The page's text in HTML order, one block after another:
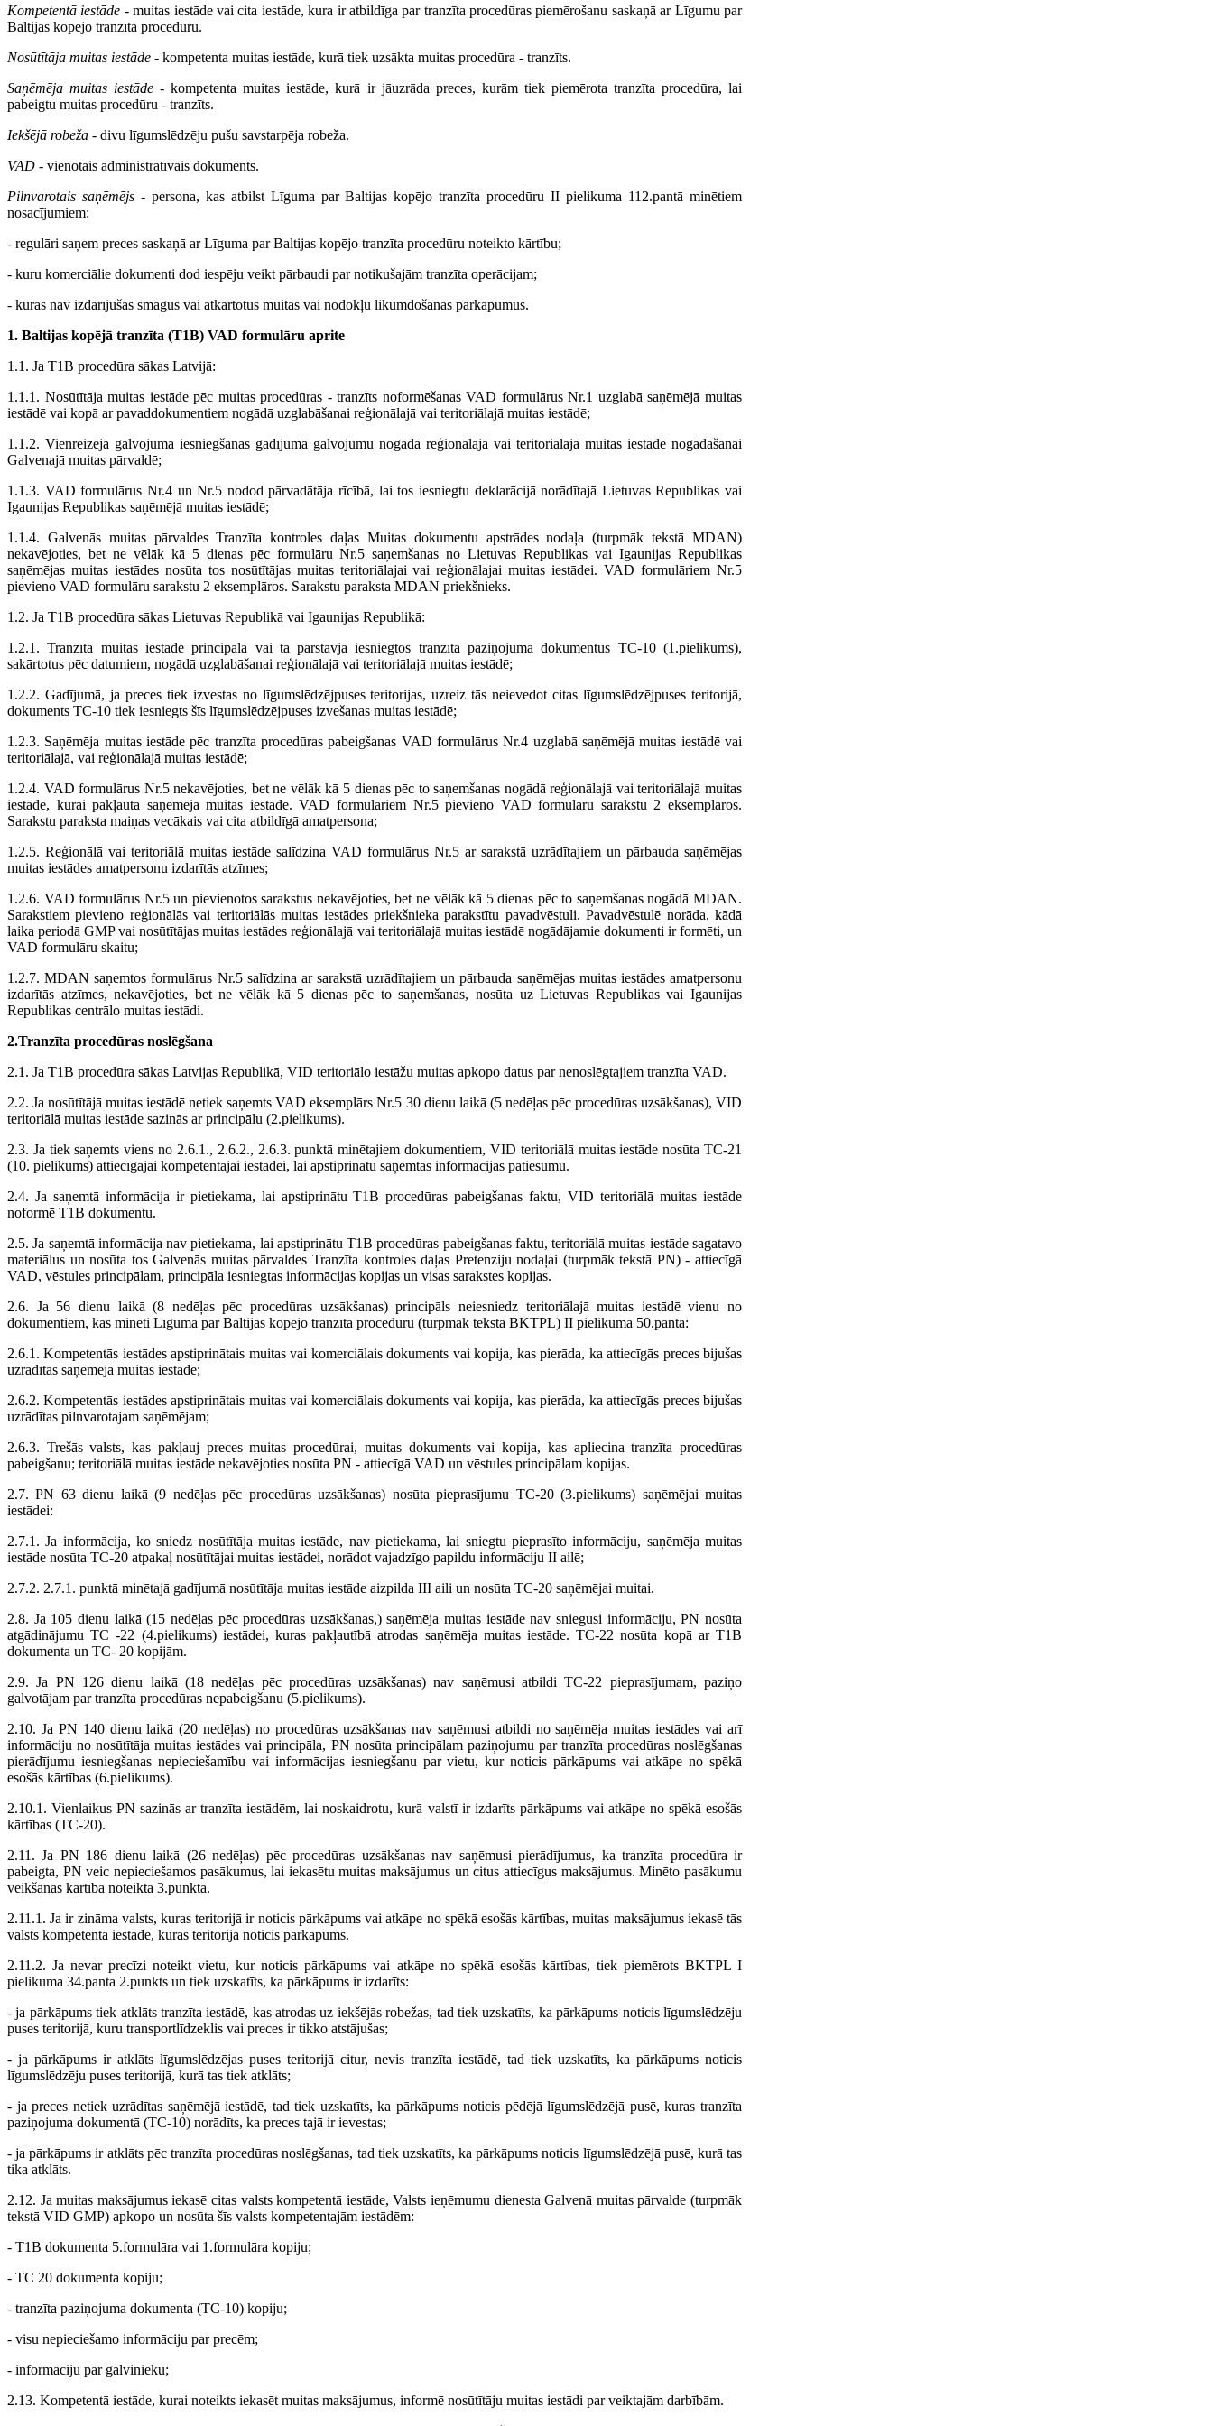
Kompetentā iestāde - muitas iestāde vai cita iestāde, kura ir atbildīga par tranzīta procedūras piemērošanu saskaņā ar Līgumu par
Baltijas kopējo tranzīta procedūru.
Nosūtītāja muitas iestāde - kompetenta muitas iestāde, kurā tiek uzsākta muitas procedūra - tranzīts.
Saņēmēja muitas iestāde - kompetenta muitas iestāde, kurā ir jāuzrāda preces, kurām tiek piemērota tranzīta procedūra, lai
pabeigtu muitas procedūru - tranzīts.
Iekšējā robeža - divu līgumslēdzēju pušu savstarpēja robeža.
VAD - vienotais administratīvais dokuments.
Pilnvarotais saņēmējs- persona, kas atbilst Līguma par Baltijas kopējo tranzīta procedūru II pielikuma 112.pantā minētiem
nosacījumiem:
- regulāri saņem preces saskaņā ar Līguma par Baltijas kopējo tranzīta procedūru noteikto kārtību;
- kuru komerciālie dokumenti dod iespēju veikt pārbaudi par notikušajām tranzīta operācijam;
- kuras nav izdarījušas smagus vai atkārtotus muitas vai nodokļu likumdošanas pārkāpumus.
1. Baltijas kopējā tranzīta (T1B) VAD formulāru aprite
1.1. Ja T1B procedūra sākas Latvijā:
1.1.1. Nosūtītāja muitas iestāde pēc muitas procedūras - tranzīts noformēšanas VAD formulārus Nr.1 uzglabā saņēmējā muitas
iestādē vai kopā ar pavaddokumentiem nogādā uzglabāšanai reģionālajā vai teritoriālajā muitas iestādē;
1.1.2. Vienreizējā galvojuma iesniegšanas gadījumā galvojumu nogādā reģionālajā vai teritoriālajā muitas iestādē nogādāšanai
Galvenajā muitas pārvaldē;
1.1.3. VAD formulārus Nr.4 un Nr.5 nodod pārvadātāja rīcībā, lai tos iesniegtu deklarācijā norādītajā Lietuvas Republikas vai
Igaunijas Republikas saņēmējā muitas iestādē;
1.1.4. Galvenās muitas pārvaldes Tranzīta kontroles daļas Muitas dokumentu apstrādes nodaļa (turpmāk tekstā MDAN)
nekavējoties, bet ne vēlāk kā 5 dienas pēc formulāru Nr.5 saņemšanas no Lietuvas Republikas vai Igaunijas Republikas
saņēmējas muitas iestādes nosūta tos nosūtītājas muitas teritoriālajai vai reģionālajai muitas iestādei. VAD formulāriem Nr.5
pievieno VAD formulāru sarakstu 2 eksemplāros. Sarakstu paraksta MDAN priekšnieks.
1.2. Ja T1B procedūra sākas Lietuvas Republikā vai Igaunijas Republikā:
1.2.1. Tranzīta muitas iestāde principāla vai tā pārstāvja iesniegtos tranzīta paziņojuma dokumentus TC-10 (1.pielikums),
sakārtotus pēc datumiem, nogādā uzglabāšanai reģionālajā vai teritoriālajā muitas iestādē;
1.2.2. Gadījumā, ja preces tiek izvestas no līgumslēdzējpuses teritorijas, uzreiz tās neievedot citas līgumslēdzējpuses teritorijā,
dokuments TC-10 tiek iesniegts šīs līgumslēdzējpuses izvešanas muitas iestādē;
1.2.3. Saņēmēja muitas iestāde pēc tranzīta procedūras pabeigšanas VAD formulārus Nr.4 uzglabā saņēmējā muitas iestādē vai
teritoriālajā, vai reģionālajā muitas iestādē;
1.2.4. VAD formulārus Nr.5 nekavējoties, bet ne vēlāk kā 5 dienas pēc to saņemšanas nogādā reģionālajā vai teritoriālajā muitas
iestādē, kurai pakļauta saņēmēja muitas iestāde. VAD formulāriem Nr.5 pievieno VAD formulāru sarakstu 2 eksemplāros.
Sarakstu paraksta maiņas vecākais vai cita atbildīgā amatpersona;
1.2.5. Reģionālā vai teritoriālā muitas iestāde salīdzina VAD formulārus Nr.5 ar sarakstā uzrādītajiem un pārbauda saņēmējas
muitas iestādes amatpersonu izdarītās atzīmes;
1.2.6. VAD formulārus Nr.5 un pievienotos sarakstus nekavējoties, bet ne vēlāk kā 5 dienas pēc to saņemšanas nogādā MDAN.
Sarakstiem pievieno reģionālās vai teritoriālās muitas iestādes priekšnieka parakstītu pavadvēstuli. Pavadvēstulē norāda, kādā
laika periodā GMP vai nosūtītājas muitas iestādes reģionālajā vai teritoriālajā muitas iestādē nogādājamie dokumenti ir formēti, un
VAD formulāru skaitu;
1.2.7. MDAN saņemtos formulārus Nr.5 salīdzina ar sarakstā uzrādītajiem un pārbauda saņēmējas muitas iestādes amatpersonu
izdarītās atzīmes, nekavējoties, bet ne vēlāk kā 5 dienas pēc to saņemšanas, nosūta uz Lietuvas Republikas vai Igaunijas
Republikas centrālo muitas iestādi.
2.Tranzīta procedūras noslēgšana
2.1. Ja T1B procedūra sākas Latvijas Republikā, VID teritoriālo iestāžu muitas apkopo datus par nenoslēgtajiem tranzīta VAD.
2.2. Ja nosūtītājā muitas iestādē netiek saņemts VAD eksemplārs Nr.5 30 dienu laikā (5 nedēļas pēc procedūras uzsākšanas), VID
teritoriālā muitas iestāde sazinās ar principālu (2.pielikums).
2.3. Ja tiek saņemts viens no 2.6.1., 2.6.2., 2.6.3. punktā minētajiem dokumentiem, VID teritoriālā muitas iestāde nosūta TC-21
(10. pielikums) attiecīgajai kompetentajai iestādei, lai apstiprinātu saņemtās informācijas patiesumu.
2.4. Ja saņemtā informācija ir pietiekama, lai apstiprinātu T1B procedūras pabeigšanas faktu, VID teritoriālā muitas iestāde
noformē T1B dokumentu.
2.5. Ja saņemtā informācija nav pietiekama, lai apstiprinātu T1B procedūras pabeigšanas faktu, teritoriālā muitas iestāde sagatavo
materiālus un nosūta tos Galvenās muitas pārvaldes Tranzīta kontroles daļas Pretenziju nodaļai (turpmāk tekstā PN) - attiecīgā
VAD, vēstules principālam, principāla iesniegtas informācijas kopijas un visas sarakstes kopijas.
2.6. Ja 56 dienu laikā (8 nedēļas pēc procedūras uzsākšanas) principāls neiesniedz teritoriālajā muitas iestādē vienu no
dokumentiem, kas minēti Līguma par Baltijas kopējo tranzīta procedūru (turpmāk tekstā BKTPL) II pielikuma 50.pantā:
2.6.1. Kompetentās iestādes apstiprinātais muitas vai komerciālais dokuments vai kopija, kas pierāda, ka attiecīgās preces bijušas
uzrādītas saņēmējā muitas iestādē;
2.6.2. Kompetentās iestādes apstiprinātais muitas vai komerciālais dokuments vai kopija, kas pierāda, ka attiecīgās preces bijušas
uzrādītas pilnvarotajam saņēmējam;
2.6.3. Trešās valsts, kas pakļauj preces muitas procedūrai, muitas dokuments vai kopija, kas apliecina tranzīta procedūras
pabeigšanu; teritoriālā muitas iestāde nekavējoties nosūta PN - attiecīgā VAD un vēstules principālam kopijas.
2.7. PN 63 dienu laikā (9 nedēļas pēc procedūras uzsākšanas) nosūta pieprasījumu TC-20 (3.pielikums) saņēmējai muitas
iestādei:
2.7.1. Ja informācija, ko sniedz nosūtītāja muitas iestāde, nav pietiekama, lai sniegtu pieprasīto informāciju, saņēmēja muitas
iestāde nosūta TC-20 atpakaļ nosūtītājai muitas iestādei, norādot vajadzīgo papildu informāciju II ailē;
2.7.2. 2.7.1. punktā minētajā gadījumā nosūtītāja muitas iestāde aizpilda III aili un nosūta TC-20 saņēmējai muitai.
2.8. Ja 105 dienu laikā (15 nedēļas pēc procedūras uzsākšanas,) saņēmēja muitas iestāde nav sniegusi informāciju, PN nosūta
atgādinājumu TC -22 (4.pielikums) iestādei, kuras pakļautībā atrodas saņēmēja muitas iestāde. TC-22 nosūta kopā ar T1B
dokumenta un TC- 20 kopijām.
2.9. Ja PN 126 dienu laikā (18 nedēļas pēc procedūras uzsākšanas) nav saņēmusi atbildi TC-22 pieprasījumam, paziņo
galvotājam par tranzīta procedūras nepabeigšanu (5.pielikums).
2.10. Ja PN 140 dienu laikā (20 nedēļas) no procedūras uzsākšanas nav saņēmusi atbildi no saņēmēja muitas iestādes vai arī
informāciju no nosūtītāja muitas iestādes vai principāla, PN nosūta principālam paziņojumu par tranzīta procedūras noslēgšanas
pierādījumu iesniegšanas nepieciešamību vai informācijas iesniegšanu par vietu, kur noticis pārkāpums vai atkāpe no spēkā
esošās kārtības (6.pielikums).
2.10.1. Vienlaikus PN sazinās ar tranzīta iestādēm, lai noskaidrotu, kurā valstī ir izdarīts pārkāpums vai atkāpe no spēkā esošās
kārtības (TC-20).
2.11. Ja PN 186 dienu laikā (26 nedēļas) pēc procedūras uzsākšanas nav saņēmusi pierādījumus, ka tranzīta procedūra ir
pabeigta, PN veic nepieciešamos pasākumus, lai iekasētu muitas maksājumus un citus attiecīgus maksājumus. Minēto pasākumu
veikšanas kārtība noteikta 3.punktā.
2.11.1. Ja ir zināma valsts, kuras teritorijā ir noticis pārkāpums vai atkāpe no spēkā esošās kārtības, muitas maksājumus iekasē tās
valsts kompetentā iestāde, kuras teritorijā noticis pārkāpums.
2.11.2. Ja nevar precīzi noteikt vietu, kur noticis pārkāpums vai atkāpe no spēkā esošās kārtības, tiek piemērots BKTPL I
pielikuma 34.panta 2.punkts un tiek uzskatīts, ka pārkāpums ir izdarīts:
- ja pārkāpums tiek atklāts tranzīta iestādē, kas atrodas uz iekšējās robežas, tad tiek uzskatīts, ka pārkāpums noticis līgumslēdzēju
puses teritorijā, kuru transportlīdzeklis vai preces ir tikko atstājušas;
- ja pārkāpums ir atklāts līgumslēdzējas puses teritorijā citur, nevis tranzīta iestādē, tad tiek uzskatīts, ka pārkāpums noticis
līgumslēdzēju puses teritorijā, kurā tas tiek atklāts;
- ja preces netiek uzrādītas saņēmējā iestādē, tad tiek uzskatīts, ka pārkāpums noticis pēdējā līgumslēdzējā pusē, kuras tranzīta
paziņojuma dokumentā (TC-10) norādīts, ka preces tajā ir ievestas;
- ja pārkāpums ir atklāts pēc tranzīta procedūras noslēgšanas, tad tiek uzskatīts, ka pārkāpums noticis līgumslēdzējā pusē, kurā tas
tika atklāts.
2.12. Ja muitas maksājumus iekasē citas valsts kompetentā iestāde, Valsts ieņēmumu dienesta Galvenā muitas pārvalde (turpmāk
tekstā VID GMP) apkopo un nosūta šīs valsts kompetentajām iestādēm:
- T1B dokumenta 5.formulāra vai 1.formulāra kopiju;
- TC 20 dokumenta kopiju;
- tranzīta paziņojuma dokumenta (TC-10) kopiju;
- visu nepieciešamo informāciju par precēm;
- informāciju par galvinieku;
2.13. Kompetentā iestāde, kurai noteikts iekasēt muitas maksājumus, informē nosūtītāju muitas iestādi par veiktajām darbībām.